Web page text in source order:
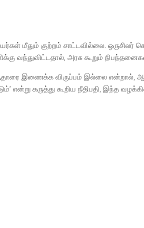
மீதும் குற்றம் சாட்டவில்லை. ஒருசிலர்
வந்துவிட்டதால், அரசு கூறும்
இணைக்க விருப்பம் இல்லை என்றால்,
என்று கருத்து கூறிய நீதிபதி, இந்த